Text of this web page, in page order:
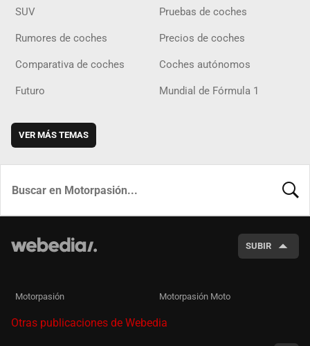
SUV Pruebas de coches
Rumores de coches Precios de coches
Comparativa de coches Coches autónomos
Futuro Mundial de Fórmula 1
VER MÁS TEMAS
SUBIR
Motorpasión Motorpasión Moto
Otras publicaciones de Webedia